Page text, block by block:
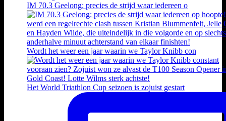
IM 70.3 Geelong: precies de strijd waar iedereen o
Wordt het weer een jaar waarin we Taylor Knibb con
Het World Triathlon Cup seizoen is zojuist gestart